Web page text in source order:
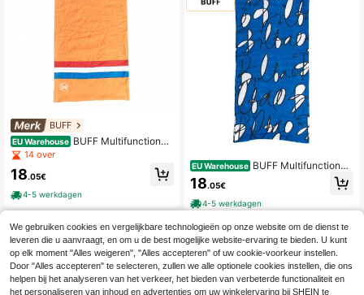
BUFF
EU Warehouse BUFF Multifunctionel
e nekwarmer 127500 voor mannen
en vrouwen
14 over
18.05€
4-5 werkdagen
EU Warehouse BUFF Multifunctionel
e nekwarmer 126700 voor mannen
en vrouwen
18.05€
4-5 werkdagen
We gebruiken cookies en vergelijkbare technologieën op onze website om de dienst te
leveren die u aanvraagt, en om u de best mogelijke website-ervaring te bieden. U kunt
op elk moment "Alles weigeren", "Alles accepteren" of uw cookie-voorkeur instellen.
Door "Alles accepteren" te selecteren, zullen we alle optionele cookies instellen, die ons
helpen bij het analyseren van het verkeer, het bieden van verbeterde functionaliteit en
het personaliseren van inhoud en advertenties om uw winkelervaring bij SHEIN te